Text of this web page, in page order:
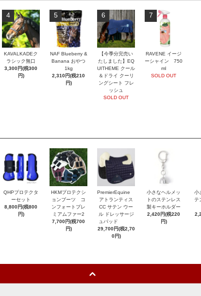
4
KAVALKADEク
ラシック無口
3,300円(税300
円)
5
NAF Blueberry &
Banana おやつ
1kg
2,310円(税210
円)
6
【今季分完売い
たしました】EQ
UITHEME クール
＆ドライ クーリ
ングシート フレ
ッシュ
SOLD OUT
7
RAVENE イージ
ーシャイン 750
ml
SOLD OUT
QHPプロテクタ
ーセット
8,800円(税800
円)
HKMプロテクシ
ョンブーツ コ
ンフォートプレ
ミアムファー2
7,700円(税700
円)
PremierEquine
アトランティス
CC サテン ウー
ル ドレッサージ
ュパッド
29,700円(税2,70
0円)
小さなヘルメッ
トのステンレス
製キーホルダー
2,420円(税220
円)
小
テ